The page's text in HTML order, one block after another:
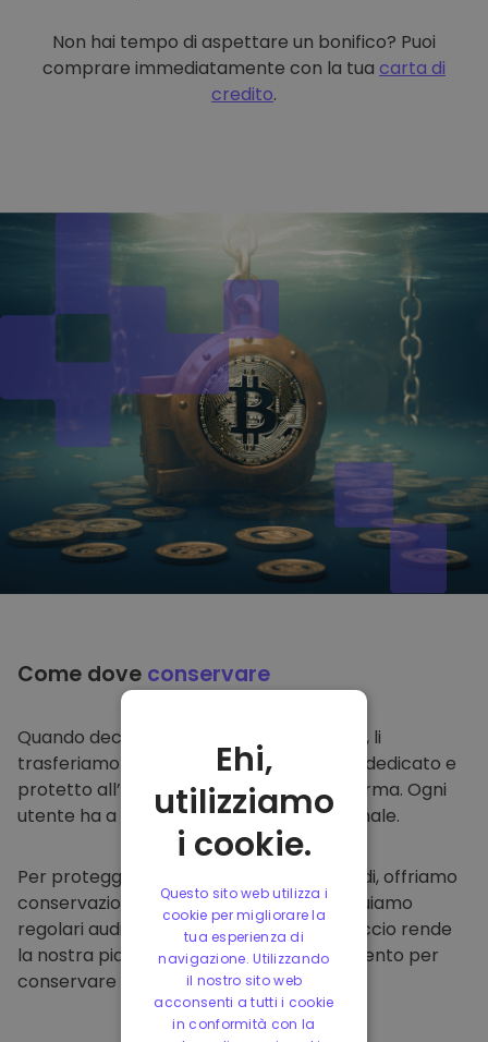
Non hai tempo di aspettare un bonifico? Puoi
comprare immediatamente con la tua carta di
credito.
Come dove conservare
Quando decidi di comprare su
, li
trasferiamo direttamente nel tuo wallet dedicato e
protetto all’interno della nostra piattaforma. Ogni
utente ha a disposizione un wallet personale.
Per proteggere i nostri clienti e i loro fondi, offriamo
conservazione offline protetta ed effettuiamo
regolari audit di sicurezza. Questo approccio rende
la nostra piattaforma un punto di riferimento per
conservare e altre criptovalute.
Ehi,
utilizziamo
i cookie.
Questo sito web utilizza i
cookie per migliorare la
tua esperienza di
navigazione. Utilizzando
il nostro sito web
acconsenti a tutti i cookie
in conformità con la